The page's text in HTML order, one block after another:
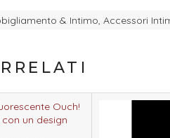
& Intimo Accessori